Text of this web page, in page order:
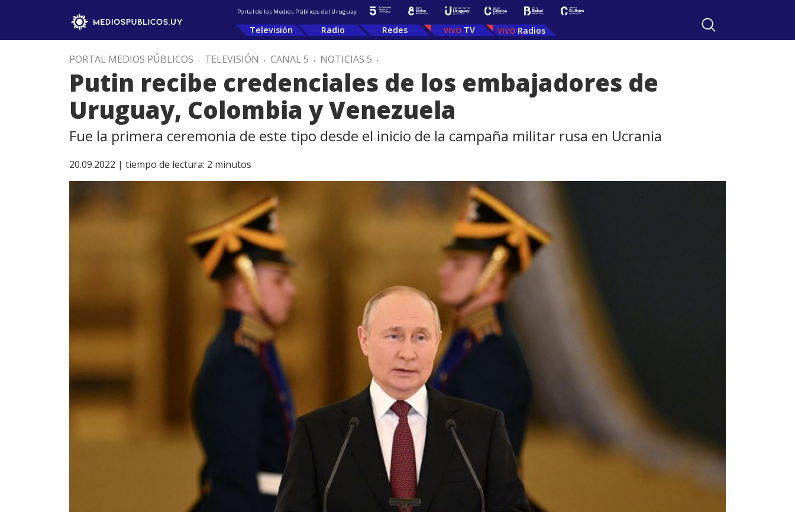
Portal de los Medios Públicos del Uruguay
Televisión Radio Redes TV Radios
PORTAL MEDIOS PÚBLICOS . TELEVISIÓN . CANAL 5 . NOTICIAS 5 .
Putin recibe credenciales de los embajadores de
Uruguay, Colombia y Venezuela
Fue la primera ceremonia de este tipo desde el inicio de la campaña militar rusa en Ucrania
20.09.2022 | tiempo de lectura: 2 minutos